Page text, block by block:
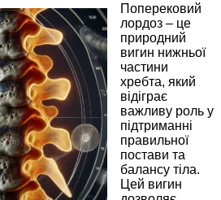
Поперековий
лордоз – це
природний
вигин нижньої
частини
хребта, який
відіграє
важливу роль у
підтриманні
правильної
постави та
балансу тіла.
Цей вигин